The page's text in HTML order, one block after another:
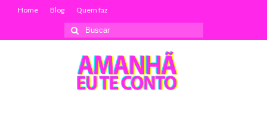
Home Blog Quem faz
Buscar
por: